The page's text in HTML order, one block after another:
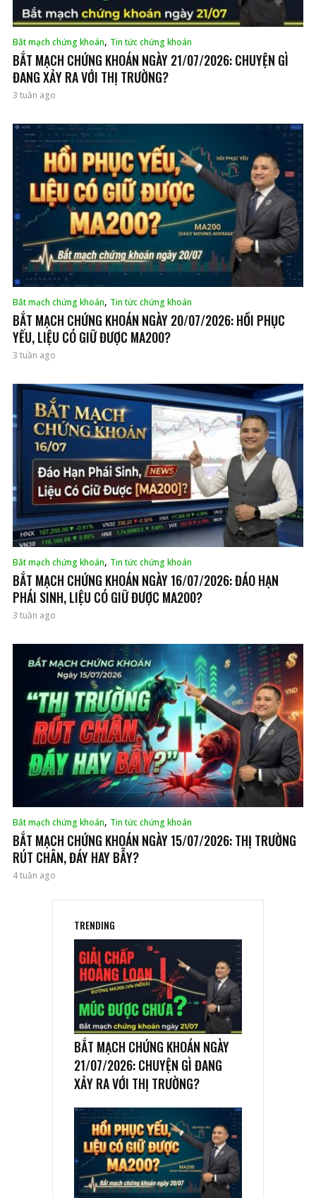
Bắt mạch chứng khoán, Tin tức chứng khoán
BẮT MẠCH CHỨNG KHOÁN NGÀY 21/07/2026: CHUYỆN GÌ
ĐANG XẢY RA VỚI THỊ TRƯỜNG?
3 tuần ago
Bắt mạch chứng khoán, Tin tức chứng khoán
BẮT MẠCH CHỨNG KHOÁN NGÀY 20/07/2026: HỒI PHỤC
YẾU, LIỆU CÓ GIỮ ĐƯỢC MA200?
3 tuần ago
Bắt mạch chứng khoán, Tin tức chứng khoán
BẮT MẠCH CHỨNG KHOÁN NGÀY 16/07/2026: ĐÁO HẠN
PHÁI SINH, LIỆU CÓ GIỮ ĐƯỢC MA200?
3 tuần ago
Bắt mạch chứng khoán, Tin tức chứng khoán
BẮT MẠCH CHỨNG KHOÁN NGÀY 15/07/2026: THỊ TRƯỜNG
RÚT CHÂN, ĐÁY HAY BẪY?
4 tuần ago
TRENDING
BẮT MẠCH CHỨNG KHOÁN NGÀY
21/07/2026: CHUYỆN GÌ ĐANG
XẢY RA VỚI THỊ TRƯỜNG?